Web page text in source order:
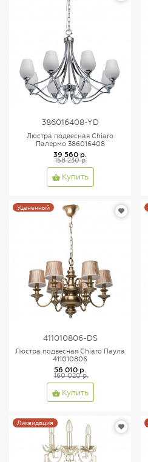
386016408-YD
Люстра подвесная Chiaro
Палермо 386016408
39 560 р.
158 230 р.
Купить
Уцененный
411010806-DS
Люстра подвесная Chiaro Паула
411010806
56 010 р.
160 020 р.
Купить
Ликвидация